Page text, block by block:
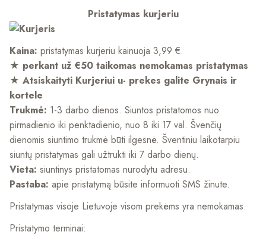
Pristatymas kurjeriu
Kaina: pristatymas kurjeriu kainuoja 3,99 €.
★ perkant už €50 taikomas nemokamas pristatymas
★ Atsiskaityti Kurjeriui u- prekes galite Grynais ir
kortele
Trukmė: 1-3 darbo dienos. Siuntos pristatomos nuo
pirmadienio iki penktadienio, nuo 8 iki 17 val. Švenčių
dienomis siuntimo trukmė būti ilgesnė. Šventiniu laikotarpiu
siuntų pristatymas gali užtrukti iki 7 darbo dienų.
Vieta: siuntinys pristatomas nurodytu adresu.
Pastaba: apie pristatymą būsite informuoti SMS žinute.
Pristatymas visoje Lietuvoje visom prekėms yra nemokamas.
Pristatymo terminai: